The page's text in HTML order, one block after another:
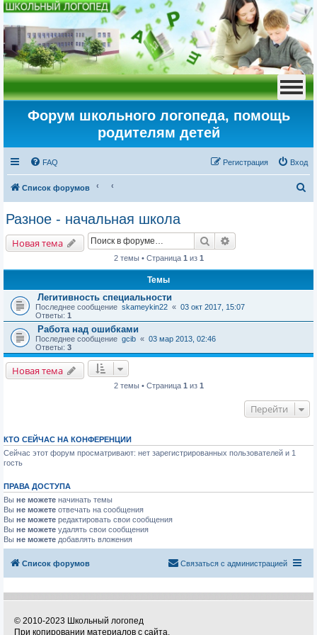
Форум школьного логопеда, помощь
родителям детей
FAQ Вход
Регистрация
Список форумов
о
Разное - начальная школа
Новая тема Поиск
2 темы • Страница 1 из 1
Темы
Легитивность специальности
Последнее сообщение skameykin22 « 03 окт 2017, 15:07
Ответы: 1
Работа над ошибками
Последнее сообщение gcib « 03 мар 2013, 02:46
Ответы: 3
Новая тема
2 темы • Страница 1 из 1
Перейти
КТО СЕЙЧАС НА КОНФЕРЕНЦИИ
Сейчас этот форум просматривают: нет зарегистрированных пользователей и 1
гость
ПРАВА ДОСТУПА
Вы не можете начинать темы
Вы не можете отвечать на сообщения
Вы не можете редактировать свои сообщения
Вы не можете удалять свои сообщения
Вы не можете добавлять вложения
Список форумов Связаться с администрацией
© 2010-2023 Школьный логопед
При копировании материалов с сайта,